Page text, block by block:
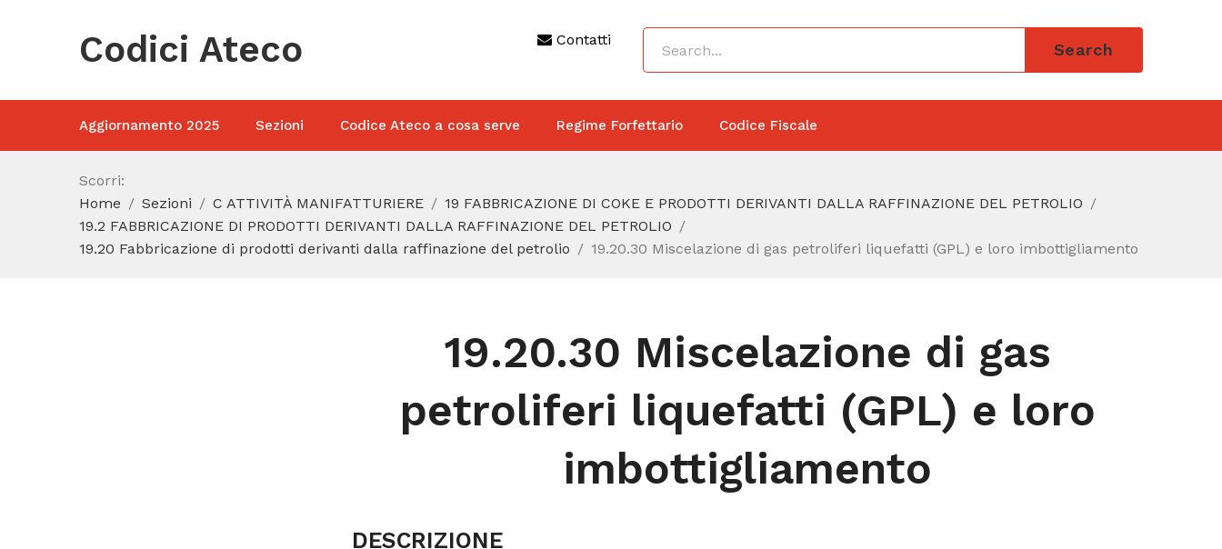
Codici Ateco Contatti
Search
Aggiornamento 2025 Sezioni Codice Ateco a cosa serve Regime Forfettario Codice Fiscale
Scorri:
Home
Sezioni C ATTIVITÀ MANIFATTURIERE
19 FABBRICAZIONE DI COKE E PRODOTTI DERIVANTI DALLA RAFFINAZIONE DEL PETROLIO
19.2 FABBRICAZIONE DI PRODOTTI DERIVANTI DALLA RAFFINAZIONE DEL PETROLIO
19.20 Fabbricazione di prodotti derivanti dalla raffinazione del petrolio
19.20.30 Miscelazione di gas petroliferi liquefatti (GPL) e loro imbottigliamento
19.20.30 Miscelazione di gas
petroliferi liquefatti (GPL) e loro
imbottigliamento
DESCRIZIONE